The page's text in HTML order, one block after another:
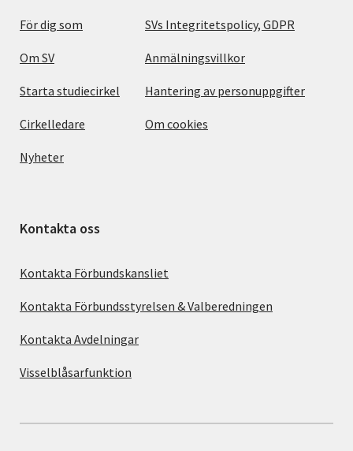
För dig som
Om SV
Starta studiecirkel
Cirkelledare
Nyheter
SVs Integritetspolicy, GDPR
Anmälningsvillkor
Hantering av personuppgifter
Om cookies
Kontakta oss
Kontakta Förbundskansliet
Kontakta Förbundsstyrelsen & Valberedningen
Kontakta Avdelningar
Visselblåsarfunktion